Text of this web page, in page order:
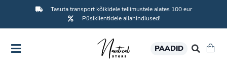
Tasuta transport kõikidele tellimustele alates 100 eur
Püsiklientidele allahindlused!
PAADID